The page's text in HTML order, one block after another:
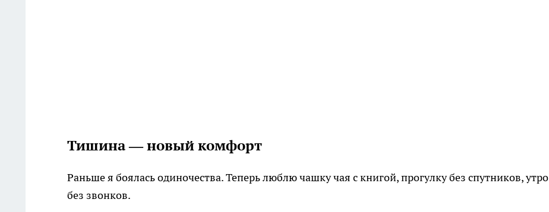
Тишина — новый комфорт
Раньше я боялась одиночества. Теперь люблю чашку чая с книгой, прогулку без спутников, утро
без звонков.